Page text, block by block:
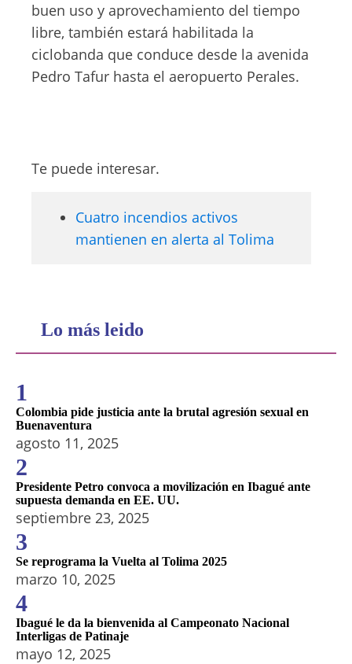
buen uso y aprovechamiento del tiempo
libre, también estará habilitada la
ciclobanda que conduce desde la avenida
Pedro Tafur hasta el aeropuerto Perales.
Te puede interesar.
Cuatro incendios activos
mantienen en alerta al Tolima
Lo más leido
1
Colombia pide justicia ante la brutal agresión sexual en
Buenaventura
agosto 11, 2025
2
Presidente Petro convoca a movilización en Ibagué ante
supuesta demanda en EE. UU.
septiembre 23, 2025
3
Se reprograma la Vuelta al Tolima 2025
marzo 10, 2025
4
Ibagué le da la bienvenida al Campeonato Nacional
Interligas de Patinaje
mayo 12, 2025